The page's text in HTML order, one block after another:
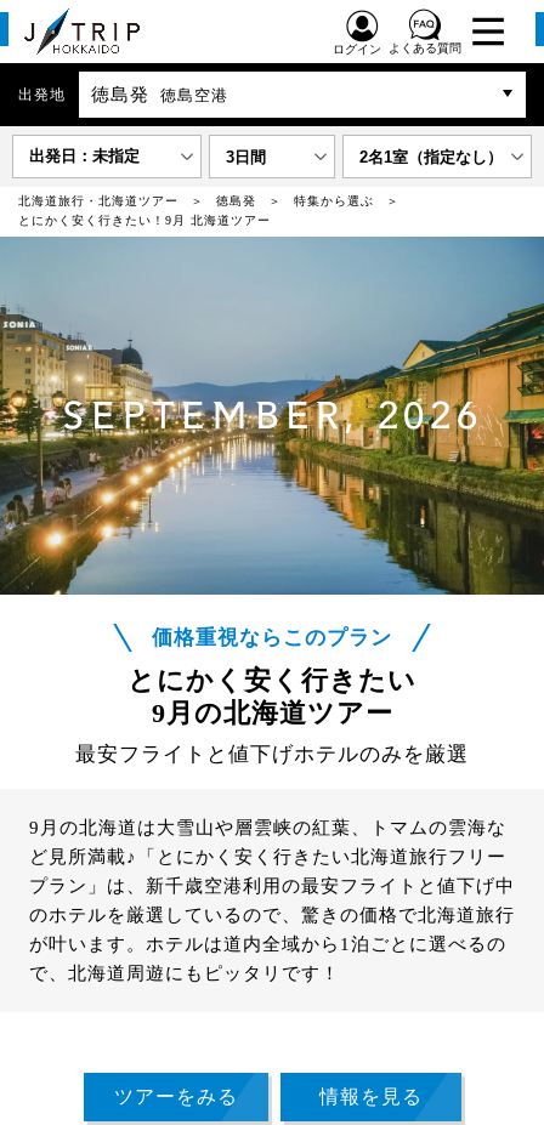
ログイン よくある質問
出発地 徳島発 徳島空港
出発日：未指定 3日間 2名1室（指定なし）
北海道旅行・北海道ツアー 徳島発
特集から選ぶ
とにかく安く行きたい！9月 北海道ツアー
SEPTEMBER, 2026
価格重視ならこのプラン
とにかく安く行きたい
9月の北海道ツアー
最安フライトと値下げホテルのみを厳選
9月の北海道は大雪山や層雲峡の紅葉、トマムの雲海な
ど見所満載♪「とにかく安く行きたい北海道旅行フリー
プラン」は、新千歳空港利用の最安フライトと値下げ中
のホテルを厳選しているので、驚きの価格で北海道旅行
が叶います。ホテルは道内全域から1泊ごとに選べるの
で、北海道周遊にもピッタリです！
ツアーをみる 情報を見る